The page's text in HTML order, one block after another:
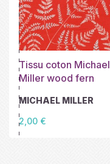
Tissu coton Michael
Miller wood fern
MICHAEL MILLER
Prix
2,00 €